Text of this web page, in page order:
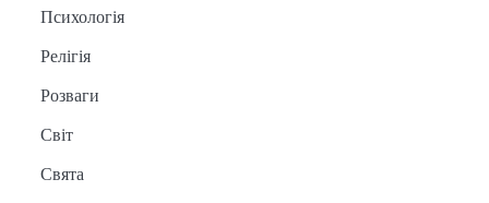
Психологія
Релігія
Розваги
Світ
Свята